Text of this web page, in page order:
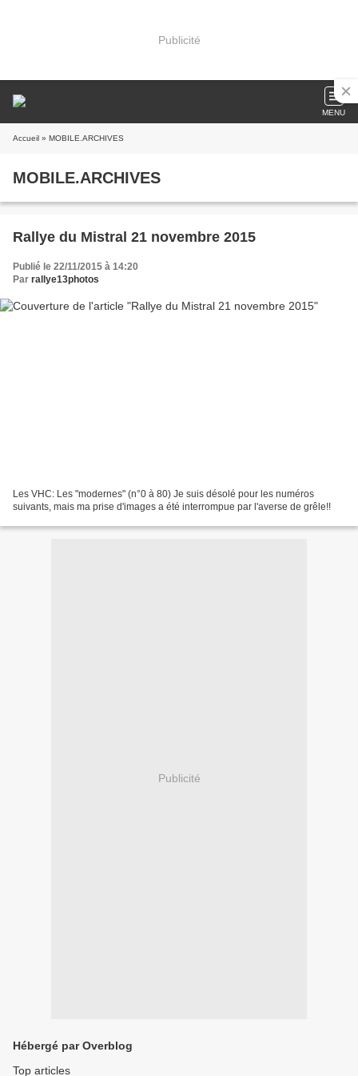
Publicité
MENU
Accueil » MOBILE.ARCHIVES
MOBILE.ARCHIVES
Rallye du Mistral 21 novembre 2015
Publié le 22/11/2015 à 14:20
Par rallye13photos
Les VHC: Les "modernes" (n°0 à 80) Je suis désolé pour les numéros
suivants, mais ma prise d'images a été interrompue par l'averse de grêle!!
Publicité
Hébergé par Overblog
Top articles